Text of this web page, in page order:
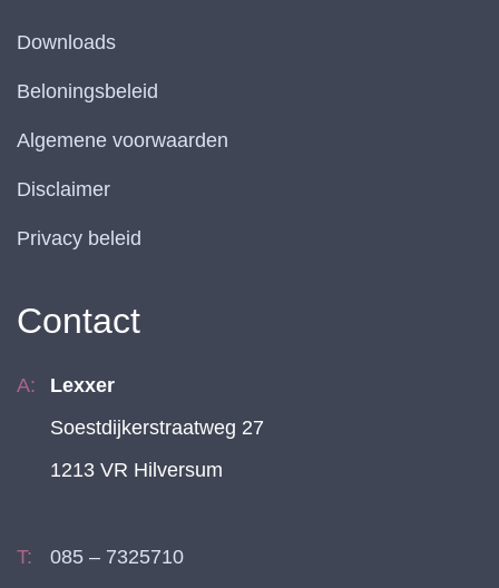
Downloads
Beloningsbeleid
Algemene voorwaarden
Disclaimer
Privacy beleid
Contact
Lexxer
Soestdijkerstraatweg 27
1213 VR Hilversum
085 – 7325710